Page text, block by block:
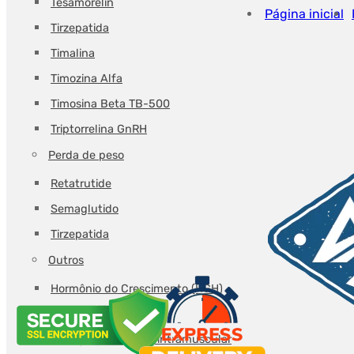
Tirzepatida
Timalina
Timozina Alfa
Timosina Beta TB-500
Triptorrelina GnRH
Perda de peso
Retatrutide
Semaglutido
Tirzepatida
Outros
Hormônio do Crescimento (HGH)
Água bacteriostática
Seringas de injeção intramuscular
Hilma
Página inicial